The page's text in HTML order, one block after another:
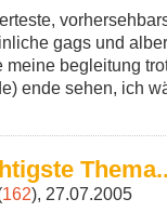
gags und
meine begleitung
ende sehen, ich
162), 27.07.2005